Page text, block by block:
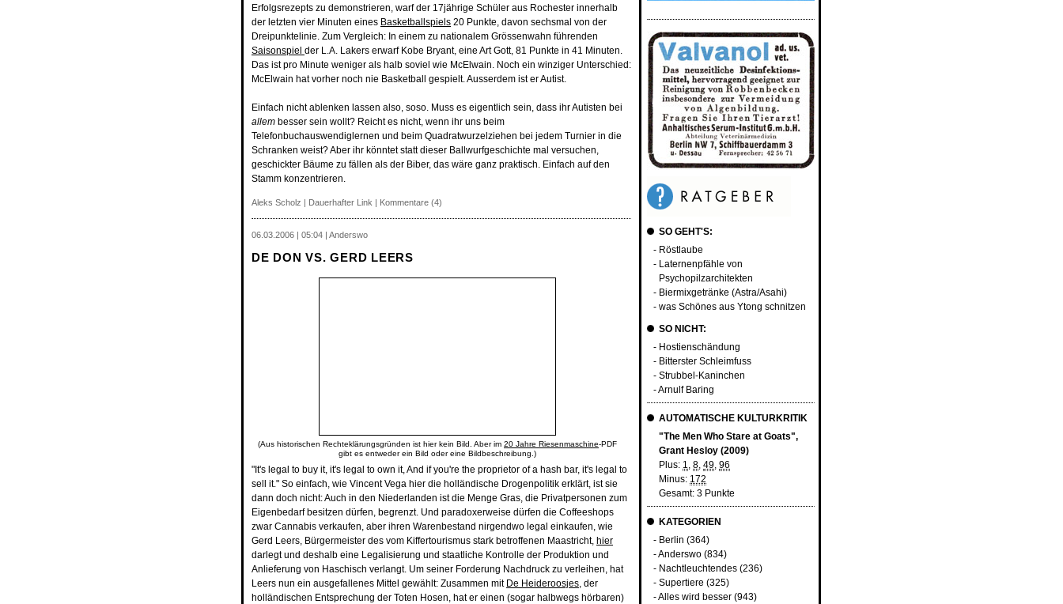
Erfolgsrezepts zu demonstrieren, warf der 17jährige Schüler aus Rochester innerhalb
der letzten vier Minuten eines Basketballspiels 20 Punkte, davon sechsmal von der
Dreipunktelinie. Zum Vergleich: In einem zu nationalem Grössenwahn führenden
Saisonspiel der L.A. Lakers erwarf Kobe Bryant, eine Art Gott, 81 Punkte in 41 Minuten.
Das ist pro Minute weniger als halb soviel wie McElwain. Noch ein winziger Unterschied:
McElwain hat vorher noch nie Basketball gespielt. Ausserdem ist er Autist.
Einfach nicht ablenken lassen also, soso. Muss es eigentlich sein, dass ihr Autisten bei
allem besser sein wollt? Reicht es nicht, wenn ihr uns beim
Telefonbuchauswendiglernen und beim Quadratwurzelziehen bei jedem Turnier in die
Schranken weist? Aber ihr könntet statt dieser Ballwurfgeschichte mal versuchen,
geschickter Bäume zu fällen als der Biber, das wäre ganz praktisch. Einfach auf den
Stamm konzentrieren.
Aleks Scholz | Dauerhafter Link | Kommentare (4)
06.03.2006 | 05:04 | Anderswo
DE DON VS. GERD LEERS
(Aus historischen Rechteklärungsgründen ist hier kein Bild. Aber im 20 Jahre Riesenmaschine-PDF
gibt es entweder ein Bild oder eine Bildbeschreibung.)
"It's legal to buy it, it's legal to own it, And if you're the proprietor of a hash bar, it's legal to
sell it." So einfach, wie Vincent Vega hier die holländische Drogenpolitik erklärt, ist sie
dann doch nicht: Auch in den Niederlanden ist die Menge Gras, die Privatpersonen zum
Eigenbedarf besitzen dürfen, begrenzt. Und paradoxerweise dürfen die Coffeeshops
zwar Cannabis verkaufen, aber ihren Warenbestand nirgendwo legal einkaufen, wie
Gerd Leers, Bürgermeister des vom Kiffertourismus stark betroffenen Maastricht, hier
darlegt und deshalb eine Legalisierung und staatliche Kontrolle der Produktion und
Anlieferung von Haschisch verlangt. Um seiner Forderung Nachdruck zu verleihen, hat
Leers nun ein ausgefallenes Mittel gewählt: Zusammen mit De Heideroosjes, der
holländischen Entsprechung der Toten Hosen, hat er einen (sogar halbwegs hörbaren)
SO GEHT'S:
- Röstlaube
- Laternenpfähle von
Psychopilzarchitekten
- Biermixgetränke (Astra/Asahi)
- was Schönes aus Ytong schnitzen
SO NICHT:
- Hostienschändung
- Bitterster Schleimfuss
- Strubbel-Kaninchen
- Arnulf Baring
AUTOMATISCHE KULTURKRITIK
"The Men Who Stare at Goats",
Grant Hesloy (2009)
Plus: 1, 8, 49, 96
Minus: 172
Gesamt: 3 Punkte
KATEGORIEN
- Berlin (364)
-Anderswo(834)
- Nachtleuchtendes(236)
- Supertiere (325)
-Alles wird besser(943)